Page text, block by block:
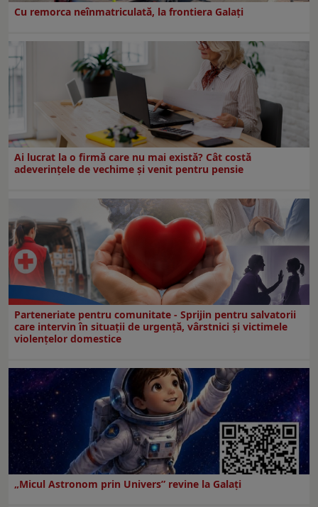
Cu remorca neînmatriculată, la frontiera Galați
Ai lucrat la o firmă care nu mai există? Cât costă
adeverințele de vechime și venit pentru pensie
Parteneriate pentru comunitate - Sprijin pentru salvatorii
care intervin în situații de urgență, vârstnici și victimele
violențelor domestice
„Micul Astronom prin Univers” revine la Galați